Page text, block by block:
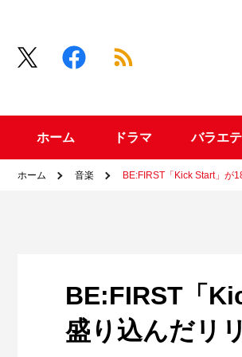
ホーム ドラマ バラエ
ホーム 音楽 BE:FIRST「Kick Start」
BE:FIRST「
盛り込んだリ